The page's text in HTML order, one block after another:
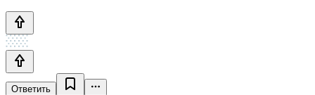
Ответить